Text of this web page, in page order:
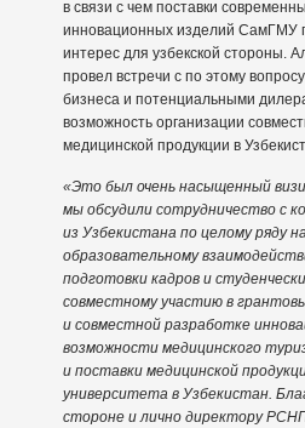
в связи с чем поставки
инновационных изделий СамГМУ
интерес для узбекской стороны.
провел встречи с по этому
бизнеса и потенциальными
возможность организации
медицинской продукции в
«Это был очень насыщенный
мы обсудили сотрудничество с
из Узбекистана по целому ряду
образовательному
подготовки кадров и
совместному участию в
и совместной разработке
возможности медицинского
и поставки медицинской
университета в Узбекистан.
стороне и лично директору